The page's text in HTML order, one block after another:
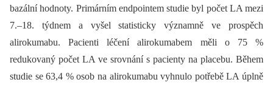
bazální hodnoty. Primárním endpointem studie byl počet LA mezi
7.–18. týdnem a vyšel statisticky významně ve prospěch
alirokumabu. Pacienti léčení alirokumabem měli o 75 %
redukovaný počet LA ve srovnání s pacienty na placebu. Během
studie se 63,4 % osob na alirokumabu vyhnulo potřebě LA úplně